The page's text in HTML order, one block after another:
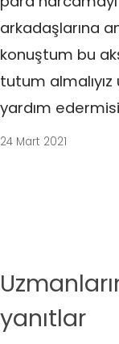
arkadaşlarına
konuştum bu
tutum
yardım
24 Mart 2021
yanıtlar